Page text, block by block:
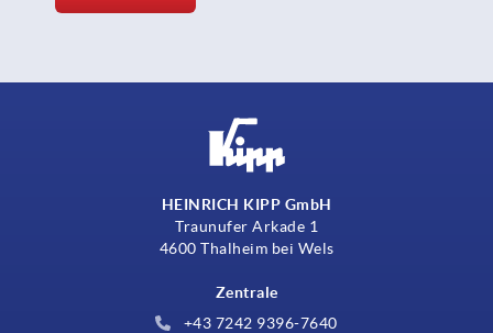
HEINRICH KIPP GmbH
Traunufer Arkade 1
4600 Thalheim bei Wels
Zentrale
+43 7242 9396-7640